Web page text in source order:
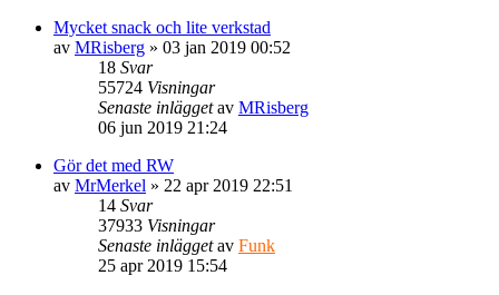
Mycket snack och lite verkstad
av MRisberg » 03 jan 2019 00:52
18 Svar
55724 Visningar
Senaste inläggetav MRisberg
06 jun 2019 21:24
Gör det med RW
av MrMerkel » 22 apr 2019 22:51
14 Svar
37933 Visningar
Senaste inläggetav Funk
25 apr 2019 15:54